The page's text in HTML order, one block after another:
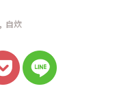
自炊